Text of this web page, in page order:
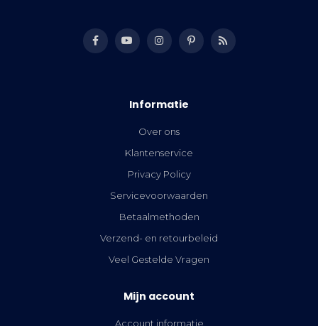
Informatie
Over ons
Klantenservice
Privacy Policy
Servicevoorwaarden
Betaalmethoden
Verzend- en retourbeleid
Veel Gestelde Vragen
Mijn account
Account informatie